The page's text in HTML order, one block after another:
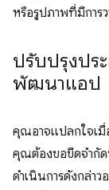
หรือรูปภาพที่มีการ
ปรับปรุงปร
พัฒนาแอป
คุณอาจแปลกใจเมื่
คุณต้องขอขีดจำกัด
ดำเนินการดังกล่า